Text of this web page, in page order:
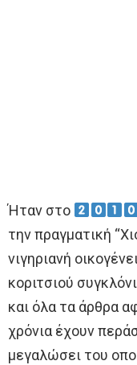
Ήταν στο
την πραγματική
νιγηριανή
κοριτσιού
και όλα τα άρθρα
χρόνια έχουν
μεγαλώσει του